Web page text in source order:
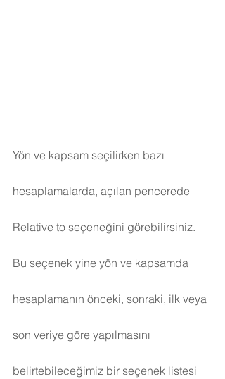
Yön ve kapsam seçilirken bazı
hesaplamalarda, açılan pencerede
Relative to seçeneğini görebilirsiniz.
Bu seçenek yine yön ve kapsamda
hesaplamanın önceki, sonraki, ilk veya
son veriye göre yapılmasını
belirtebileceğimiz bir seçenek listesi